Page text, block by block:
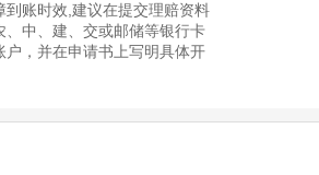
到账时效,建议在提交理赔资料
、中、建、交或邮储等银行卡
户，并在申请书上写明具体开